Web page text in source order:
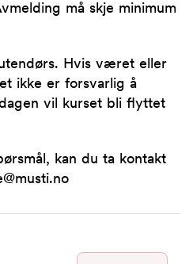
må skje minimum
Hvis været eller
ikke er forsvarlig å
vil kurset bli flyttet
kan du ta kontakt